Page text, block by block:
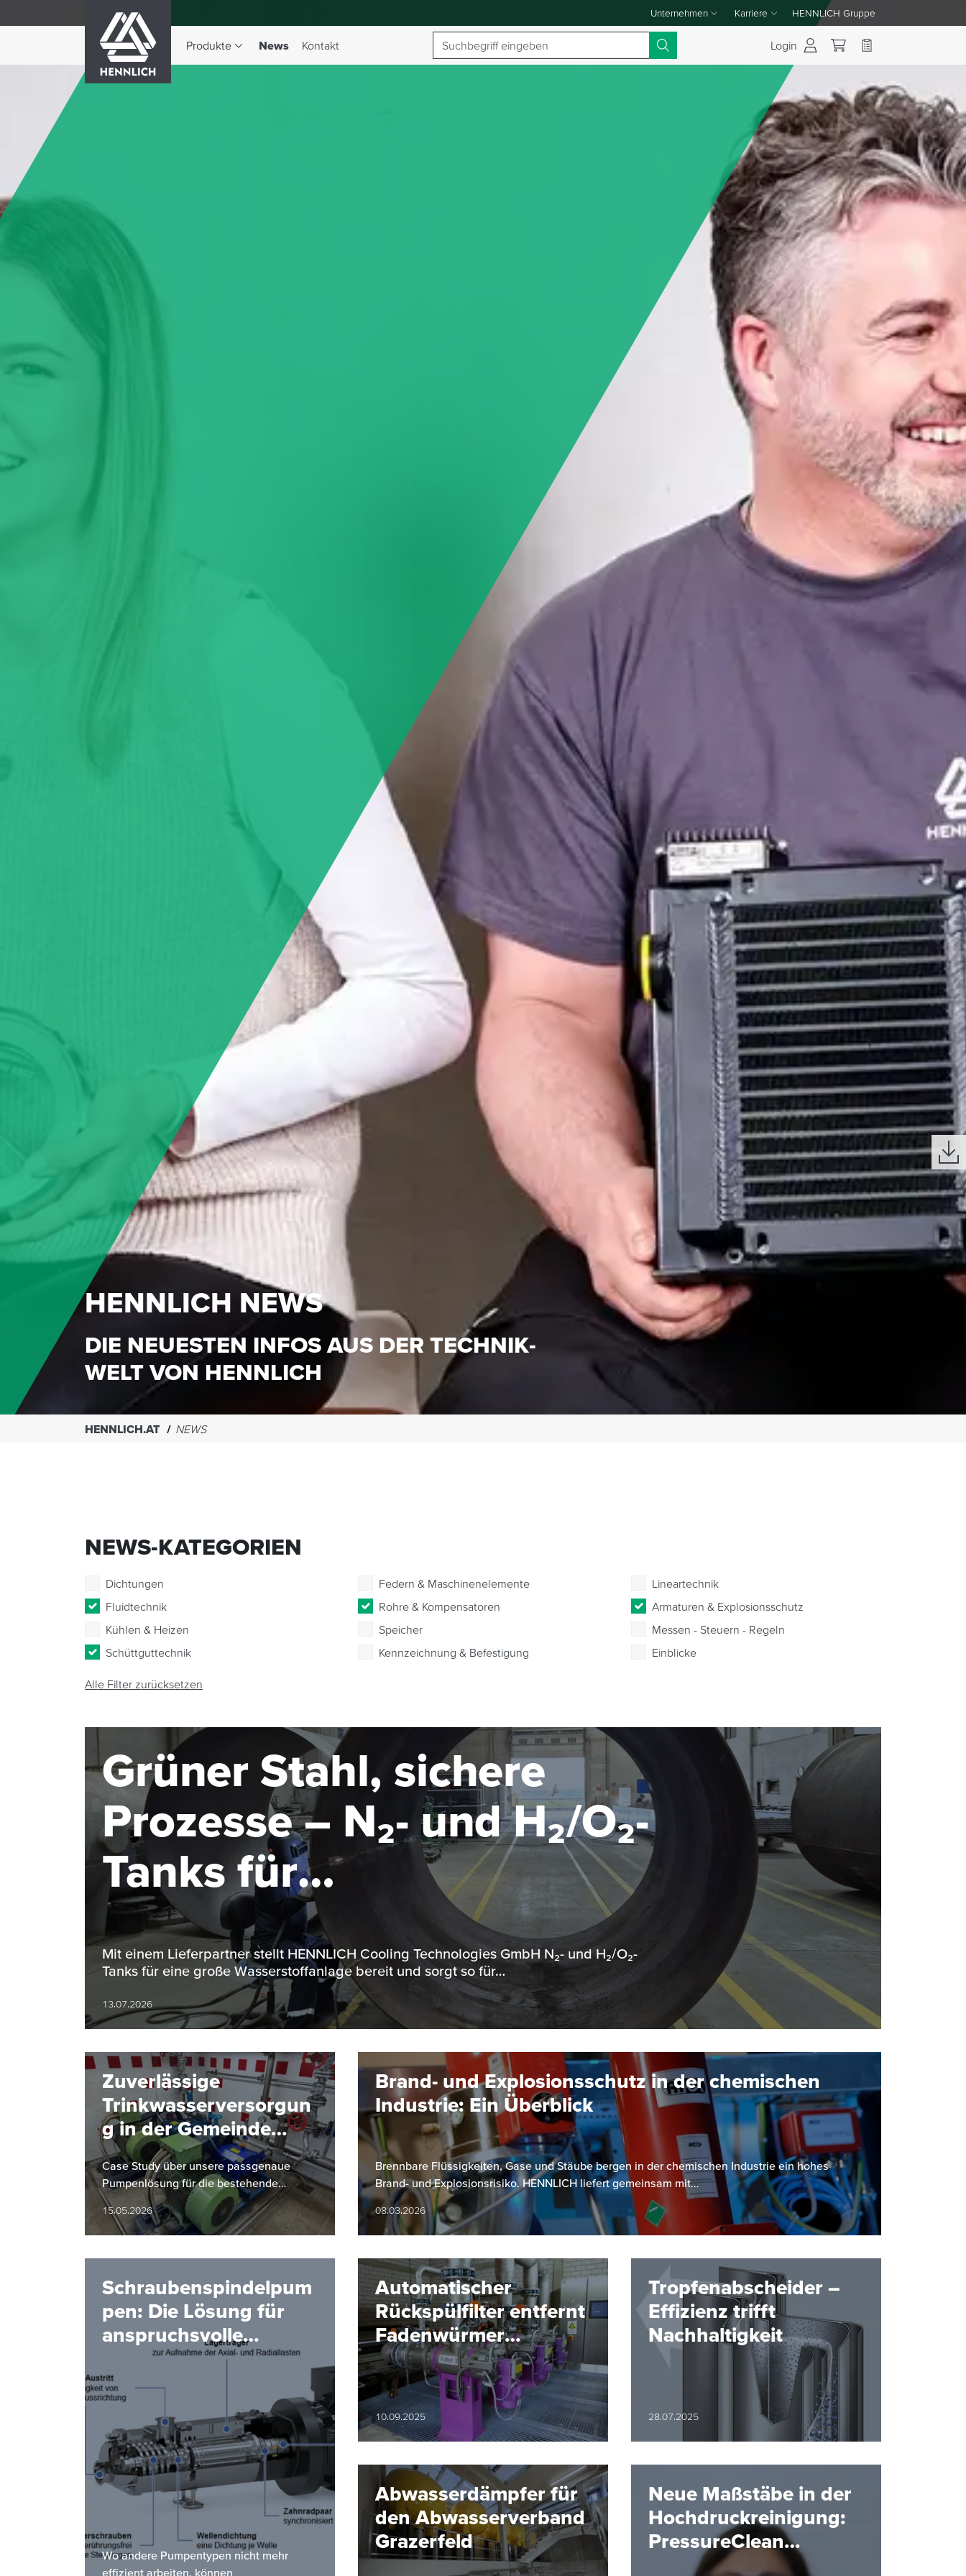
Unternehmen
Dropdown-Menü Unternehmen umschalten
Karriere
Dropdown-Menü Karriere umschalten
HENNLICH Gruppe
Produkte
Dropdown-Menü Produkte umschalten
News(aktiv)
Kontakt Suchbegriff Login
HENNLICH NEWS
DIE NEUESTEN INFOS AUS DER TECHNIK-
WELT VON HENNLICH
HENNLICH.AT NEWS
NEWS-KATEGORIEN
Dichtungen Federn & Maschinenelemente
Lineartechnik
Fluidtechnik
Rohre & Kompensatoren
Armaturen & Explosionsschutz
Kühlen & Heizen
Speicher
Messen - Steuern - Regeln
Schüttguttechnik
Kennzeichnung & Befestigung Einblicke
Alle Filter zurücksetzen
Grüner Stahl, sichere
Prozesse – N₂- und H₂/O₂-
Tanks für
Elektrolyseanlage im MW-
Bereich
Mit einem Lieferpartner stellt HENNLICH Cooling Technologies GmbH N₂- und H₂/O₂-
Tanks für eine große Wasserstoffanlage bereit und sorgt so für…
13.07.2026
Zuverlässige
Trinkwasserversorgun
g in der Gemeinde
Hinterstoder
Case Study über unsere passgenaue
Pumpenlösung für die bestehende
Infrastruktur der Gemeinde Hinterstoder
15.05.2026
Brand- und Explosionsschutz in der chemischen
Industrie: Ein Überblick
Brennbare Flüssigkeiten, Gase und Stäube bergen in der chemischen Industrie ein hohes
Brand- und Explosionsrisiko. HENNLICH liefert gemeinsam mit…
08.03.2026
Schraubenspindelpum
pen: Die Lösung für
anspruchsvolle
Förderaufgaben
Wo andere Pumpentypen nicht mehr
effizient arbeiten, können
Automatischer
Rückspülfilter entfernt
Fadenwürmer
zuverlässig aus dem
Trinkwasser
10.09.2025
Tropfenabscheider –
Effizienz trifft
Nachhaltigkeit
28.07.2025
Abwasserdämpfer für
den Abwasserverband
Grazerfeld
Neue Maßstäbe in der
Hochdruckreinigung:
PressureClean
Baureihe 5TP von